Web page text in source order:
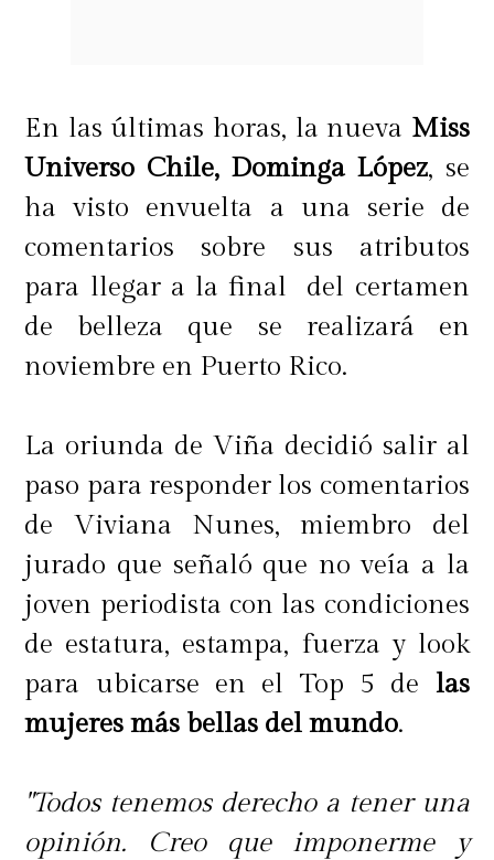
En las últimas horas, la nueva Miss
Universo Chile, Dominga López, se
ha visto envuelta a una serie de
comentarios sobre sus atributos
para llegar a la final del certamen
de belleza que se realizará en
noviembre en Puerto Rico.
La oriunda de Viña decidió salir al
paso para responder los comentarios
de Viviana Nunes, miembro del
jurado que señaló que no veía a la
joven periodista con las condiciones
de estatura, estampa, fuerza y look
para ubicarse en el Top 5 de las
mujeres más bellas del mundo.
"Todos tenemos derecho a tener una
opinión. Creo que imponerme y